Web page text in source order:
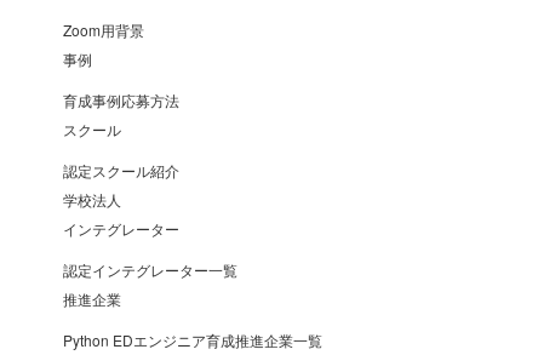
Zoom用背景
事例
育成事例応募方法
スクール
認定スクール紹介
学校法人
インテグレーター
認定インテグレーター一覧
推進企業
Python EDエンジニア育成推進企業一覧